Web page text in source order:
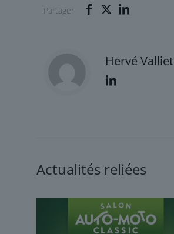
Partager
Hervé Valliet
Actualités reliées